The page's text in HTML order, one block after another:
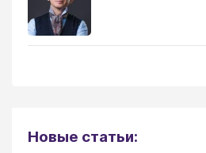
Новые статьи: